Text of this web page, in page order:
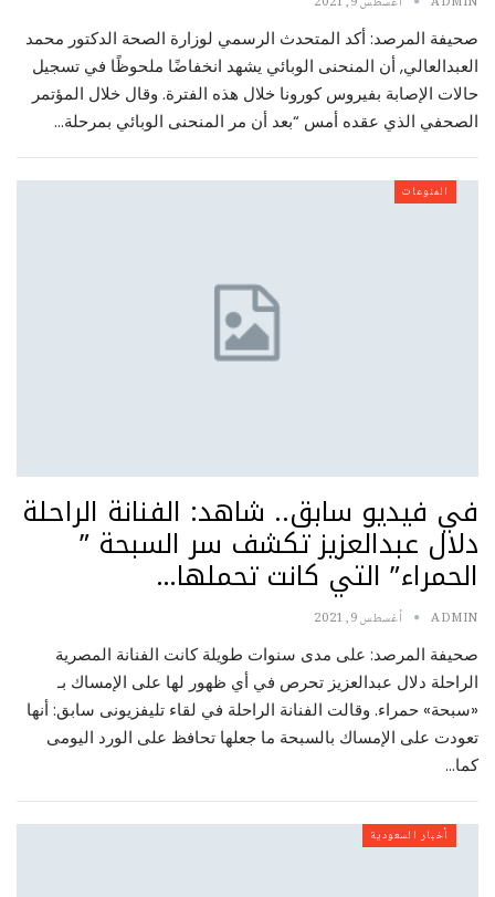
صحيفة المرصد: أكد المتحدث الرسمي لوزارة الصحة الدكتور محمد
العبدالعالي, أن المنحنى الوبائي يشهد انخفاضًا ملحوظًا في تسجيل
حالات الإصابة بفيروس كورونا خلال هذه الفترة. وقال خلال المؤتمر
الصحفي الذي عقده أمس “بعد أن مر المنحنى الوبائي بمرحلة…
المنوعات
في فيديو سابق.. شاهد: الفنانة الراحلة
دلال عبدالعزيز تكشف سر السبحة ”
الحمراء” التي كانت تحملها…
ADMIN أغسطس 9, 2021
صحيفة المرصد: على مدى سنوات طويلة كانت الفنانة المصرية
الراحلة دلال عبدالعزيز تحرص في أي ظهور لها على الإمساك بـ
«سبحة» حمراء. وقالت الفنانة الراحلة في لقاء تليفزيونى سابق: أنها
تعودت على الإمساك بالسبحة ما جعلها تحافظ على الورد اليومى
كما…
أخبار السعودية